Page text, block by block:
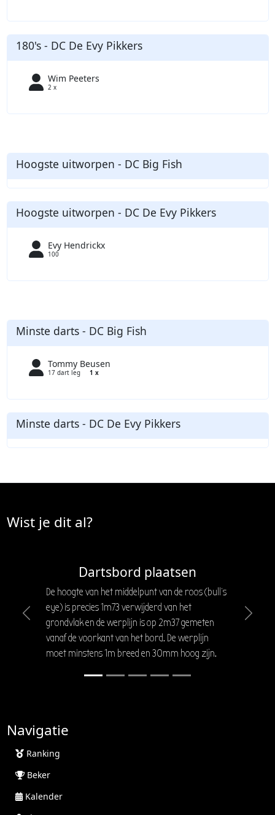
180's - DC De Evy Pikkers
Wim Peeters
2 x
Hoogste uitworpen - DC Big Fish
Hoogste uitworpen - DC De Evy Pikkers
Evy Hendrickx
100
Minste darts - DC Big Fish
Tommy Beusen
17 dart leg 1 x
Minste darts - DC De Evy Pikkers
Wist je dit al?
Dartsbord plaatsen
De hoogte van het middelpunt van de roos (bull's
eye) is precies 1m73 verwijderd van het
grondvlak en de werplijn is op 2m37 gemeten
vanaf de voorkant van het bord. De werplijn
moet minstens 1m breed en 30mm hoog zijn.
Previous Next
Navigatie
Ranking
Beker
Kalender